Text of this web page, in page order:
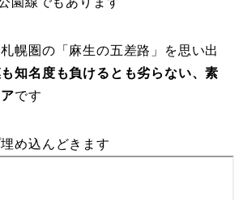
幌圏の「麻生の五差路」を思い出
知名度も負けるとも劣らない、素
です
め込んどきます